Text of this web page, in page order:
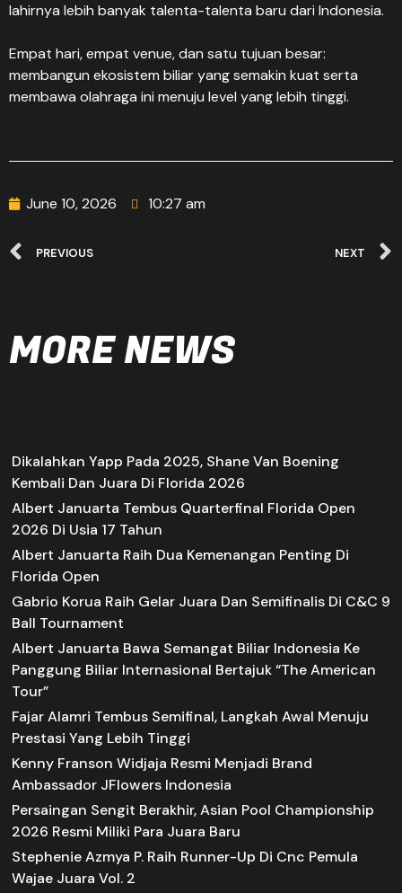
lahirnya lebih banyak talenta-talenta baru dari Indonesia.
Empat hari, empat venue, dan satu tujuan besar:
membangun ekosistem biliar yang semakin kuat serta
membawa olahraga ini menuju level yang lebih tinggi.
June 10, 2026 10:27 am
PREVIOUS NEXT
MORE NEWS
Dikalahkan Yapp Pada 2025, Shane Van Boening
Kembali Dan Juara Di Florida 2026
Albert Januarta Tembus Quarterfinal Florida Open
2026 Di Usia 17 Tahun
Albert Januarta Raih Dua Kemenangan Penting Di
Florida Open
Gabrio Korua Raih Gelar Juara Dan Semifinalis Di C&C 9
Ball Tournament
Albert Januarta Bawa Semangat Biliar Indonesia Ke
Panggung Biliar Internasional Bertajuk “The American
Tour”
Fajar Alamri Tembus Semifinal, Langkah Awal Menuju
Prestasi Yang Lebih Tinggi
Kenny Franson Widjaja Resmi Menjadi Brand
Ambassador JFlowers Indonesia
Persaingan Sengit Berakhir, Asian Pool Championship
2026 Resmi Miliki Para Juara Baru
Stephenie Azmya P. Raih Runner-Up Di Cnc Pemula
Wajae Juara Vol. 2